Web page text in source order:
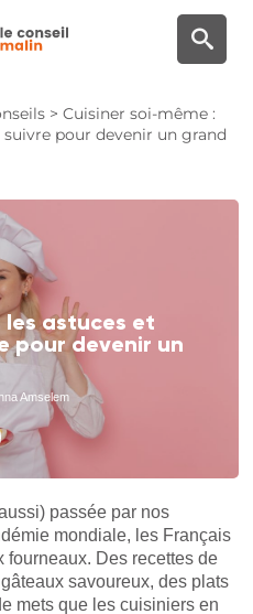
>Cuisiner soi-même :
pour devenir un grand
les astuces et
pour devenir un
Amselem
passée par nos
mondiale, les Français
fourneaux. Des recettes de
savoureux, des plats
mets que les cuisiniers en